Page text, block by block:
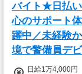
バイト★日払
心のサポート
躍中／未経験
境で警備員デ
日給1万4,000円